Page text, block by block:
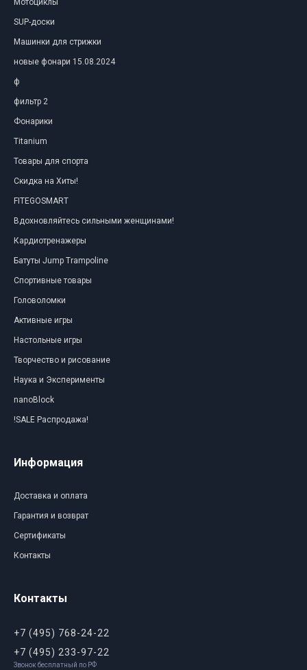
Мотоциклы
SUP-доски
Машинки для стрижки
новые фонари 15.08.2024
ф
фильтр 2
Фонарики
Titanium
Товары для спорта
Скидка на Хиты!
FITEGOSMART
Вдохновляйтесь сильными женщинами!
Кардиотренажеры
Батуты Jump Trampoline
Спортивные товары
Головоломки
Активные игры
Настольные игры
Творчество и рисование
Наука и Эксперименты
nanoBlock
!SALE Распродажа!
Информация
Доставка и оплата
Гарантия и возврат
Сертификаты
Контакты
Контакты
+7 (495) 768-24-22
+7 (495) 233-97-22
Звонок бесплатный по РФ